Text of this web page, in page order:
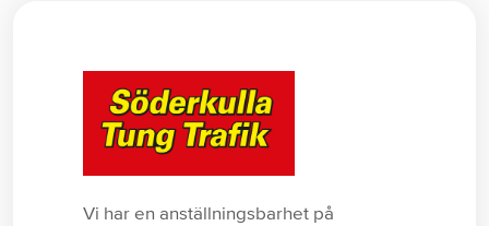
Vi har en anställningsbarhet på